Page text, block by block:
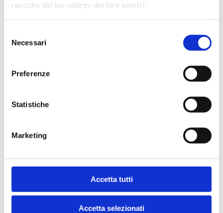
raccolto dal tuo utilizzo dei loro servizi.
delNecessari
Preferenze
Statistiche
Marketing
Accetta tutti
Accetta selezionati
Nutritional additives/kg